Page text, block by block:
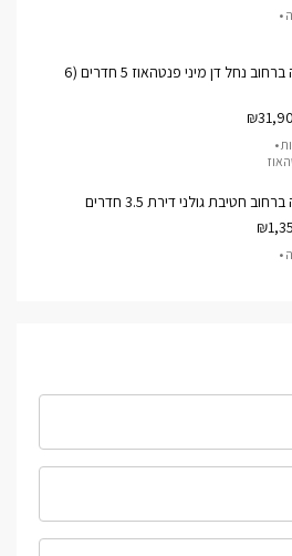
למכירה ברחוב נחל דן מיני פנטהאוז 5 חדרים (6
חטיבת גולני דירת 3.5 חדרים